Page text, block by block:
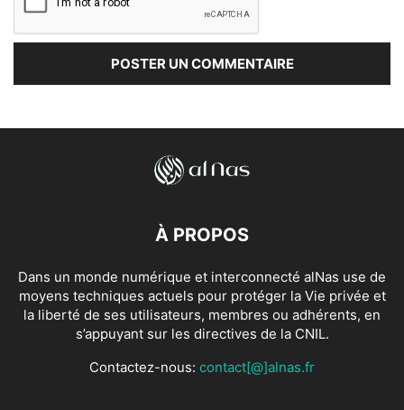
À PROPOS
Dans un monde numérique et interconnecté alNas use de
moyens techniques actuels pour protéger la Vie privée et
la liberté de ses utilisateurs, membres ou adhérents, en
s’appuyant sur les directives de la CNIL.
Contactez-nous: contact[@]alnas.fr